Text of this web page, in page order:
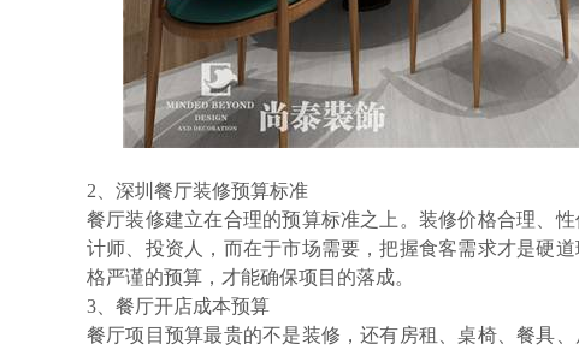
2 、深圳餐厅装修预算标准
餐厅装修建立在合理的预算标准之上。装修价格合理 、性
计师、投资人，而在于市场需要 ，把握食客需求才是硬道
格严谨的预算，才能确保项目的落成。
3 、餐厅开店成本预算
餐厅项目 预算最贵的不是装修，还有房租、桌椅、餐具